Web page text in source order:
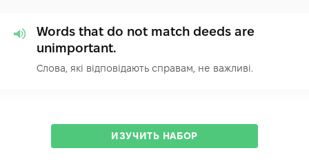
Words that do not match deeds are
unimportant.
Слова, які відповідають справам, не важливі.
ИЗУЧИТЬ НАБОР